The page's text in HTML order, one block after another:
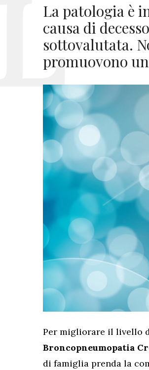
La patologia è
causa di
sottovalutata.
promuovono
Per migliorare il livello
Broncopneumopatia
di famiglia prenda la